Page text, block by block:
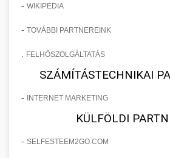
- WIKIPEDIA
- TOVÁBBI PARTNEREINK
FELHŐSZOLGÁLTATÁS
SZÁMÍTÁSTECHNIKAI
- INTERNET MARKETING
KÜLFÖLDI
- SELFESTEEM2GO.COM